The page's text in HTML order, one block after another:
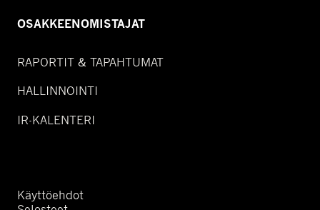
OSAKKEENOMISTAJAT
RAPORTIT & TAPAHTUMAT
HALLINNOINTI
IR-KALENTERI
Käyttöehdot